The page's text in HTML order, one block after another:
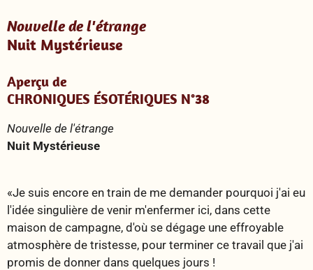
Nouvelle de l'étrange
Nuit Mystérieuse
Aperçu de
CHRONIQUES ÉSOTÉRIQUES N°38
Nouvelle de l'étrange
Nuit Mystérieuse
«Je suis encore en train de me demander pourquoi j'ai eu
l'idée singulière de venir m'enfermer ici, dans cette
maison de campagne, d'où se dégage une effroyable
atmosphère de tristesse, pour terminer ce travail que j'ai
promis de donner dans quelques jours !